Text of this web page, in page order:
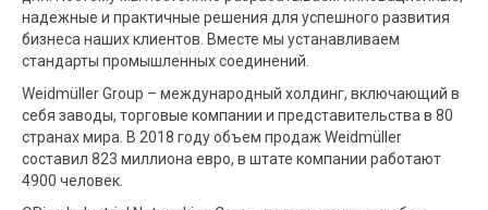
надежные и практичные решения для успешного развития
бизнеса наших клиентов. Вместе мы устанавливаем
стандарты промышленных соединений.
Weidmüller Group – международный холдинг, включающий в
себя заводы, торговые компании и представительства в 80
странах мира. В 2018 году объем продаж Weidmüller
составил 823 миллиона евро, в штате компании работают
4900 человек.